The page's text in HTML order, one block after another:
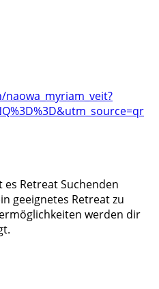
Retreat Suchenden
geeignetes Retreat zu
werden dir